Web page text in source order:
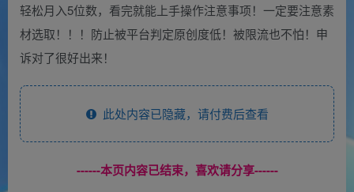
轻松月入5位数，看完就能上手操作注意事项！一定要注意素
材选取！！！防止被平台判定原创度低！被限流也不怕！申
诉对了很好出来！
此处内容已隐藏，请付费后查看
------本页内容已结束，喜欢请分享------